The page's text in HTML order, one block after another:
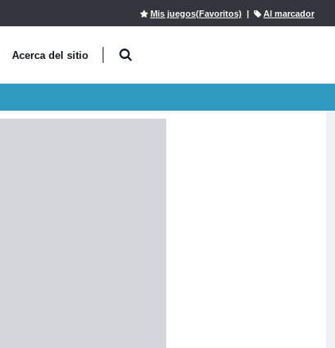
Mis juegos(Favoritos) | Al marcador
Acerca del sitio